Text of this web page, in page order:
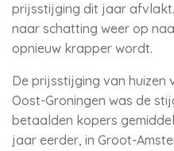
prijsstijging dit jaar
naar schatting weer op
opnieuw krapper wordt.
De prijsstijging van huizen
Oost-Groningen was de
betaalden kopers
jaar eerder, in Groot-